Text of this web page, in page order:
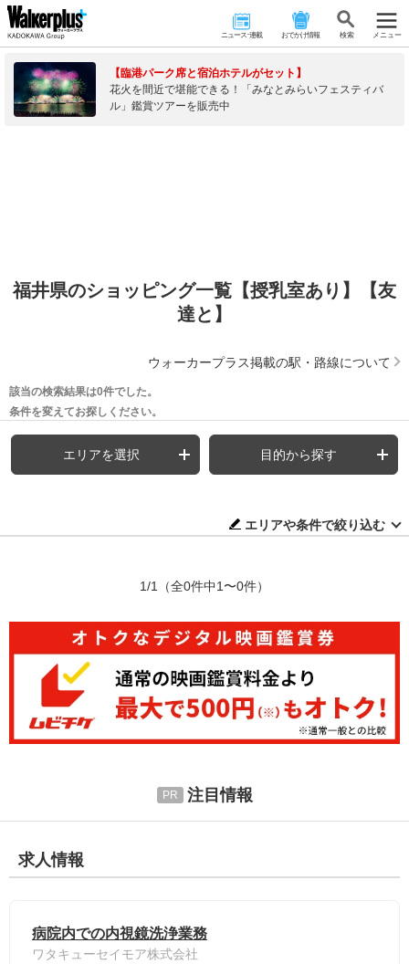
ニュース･連載 おでかけ情報 検 索 メニュー
【臨港パーク席と宿泊ホテルがセット】
花火を間近で堪能できる！「みなとみらいフェスティバ
ル」鑑賞ツアーを販売中
福井県のショッピング一覧【授乳室あり】【友
達と】
ウォーカープラス掲載の駅・路線について
該当の検索結果は0件でした。
条件を変えてお探しください。
エリアを選択 目的から探す
エリアや条件で絞り込む
1/1 （全0件中1〜0件）
注目情報
求人情報
病院内での内視鏡洗浄業務
ワタキューセイモア株式会社